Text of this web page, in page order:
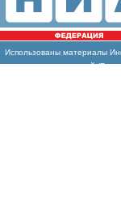
Использованы материалы
массовых коммуникаций